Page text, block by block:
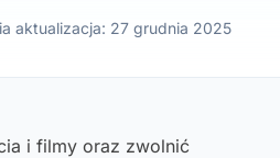
aktualizacja: 27 grudnia 2025
i filmy oraz zwolnić